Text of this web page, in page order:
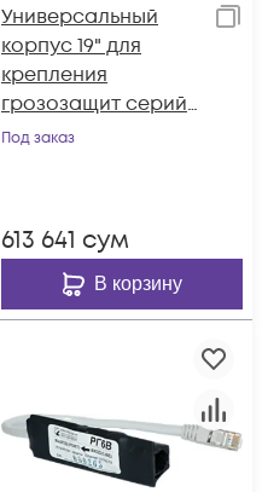
Универсальный
корпус 19" для
крепления
грозозащит серий
РГ4, РГ5
Под заказ
613 641 сум
В корзину